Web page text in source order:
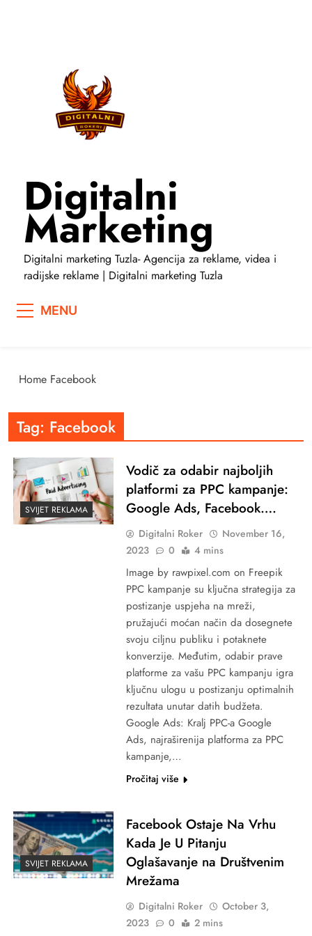
Digitalni
Marketing
Digitalni marketing Tuzla- Agencija za reklame, videa i
radijske reklame | Digitalni marketing Tuzla
MENU
Home Facebook
Tag: Facebook
SVIJET REKLAMA
Vodič za odabir najboljih
platformi za PPC kampanje:
Google Ads, Facebook….
Digitalni Roker
November 16,
2023
0 4 mins
Image by rawpixel.com on Freepik
PPC kampanje su ključna strategija za
postizanje uspjeha na mreži,
pružajući moćan način da dosegnete
svoju ciljnu publiku i potaknete
konverzije. Međutim, odabir prave
platforme za vašu PPC kampanju igra
ključnu ulogu u postizanju optimalnih
rezultata unutar datih budžeta.
Google Ads: Kralj PPC-a Google
Ads, najraširenija platforma za PPC
kampanje,…
Pročitaj više
SVIJET REKLAMA
Facebook Ostaje Na Vrhu
Kada Je U Pitanju
Oglašavanje na Društvenim
Mrežama
Digitalni Roker
October 3,
2023
0 2 mins